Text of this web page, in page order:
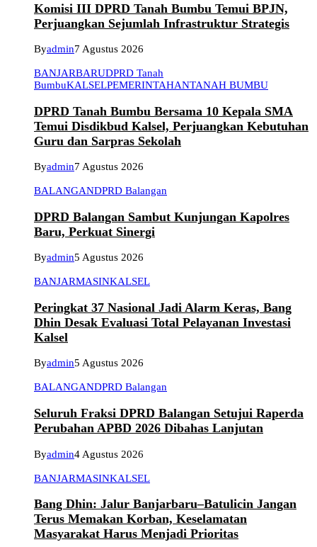
Komisi III DPRD Tanah Bumbu Temui BPJN,
Perjuangkan Sejumlah Infrastruktur Strategis
Byadmin7 Agustus 2026
BANJARBARUDPRD Tanah
BumbuKALSELPEMERINTAHANTANAH BUMBU
DPRD Tanah Bumbu Bersama 10 Kepala SMA
Temui Disdikbud Kalsel, Perjuangkan Kebutuhan
Guru dan Sarpras Sekolah
Byadmin7 Agustus 2026
BALANGANDPRD Balangan
DPRD Balangan Sambut Kunjungan Kapolres
Baru, Perkuat Sinergi
Byadmin5 Agustus 2026
BANJARMASINKALSEL
Peringkat 37 Nasional Jadi Alarm Keras, Bang
Dhin Desak Evaluasi Total Pelayanan Investasi
Kalsel
Byadmin5 Agustus 2026
BALANGANDPRD Balangan
Seluruh Fraksi DPRD Balangan Setujui Raperda
Perubahan APBD 2026 Dibahas Lanjutan
Byadmin4 Agustus 2026
BANJARMASINKALSEL
Bang Dhin: Jalur Banjarbaru–Batulicin Jangan
Terus Memakan Korban, Keselamatan
Masyarakat Harus Menjadi Prioritas